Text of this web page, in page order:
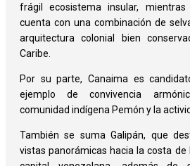
frágil ecosistema insular, mientras
cuenta con una combinación de
arquitectura colonial bien
Caribe. ‎
‎Por su parte, Canaima es
ejemplo de convivencia
comunidad indígena Pemón y la
También se suma Galipán, que
vistas panorámicas hacia la costa de